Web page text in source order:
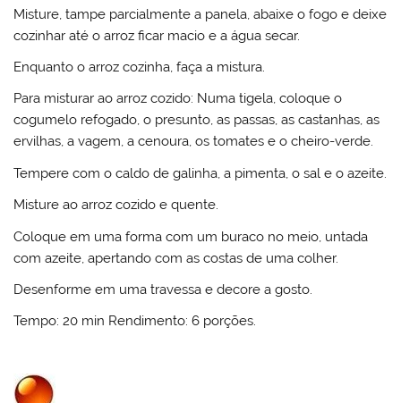
Misture, tampe parcialmente a panela, abaixe o fogo e deixe
cozinhar até o arroz ficar macio e a água secar.
Enquanto o arroz cozinha, faça a mistura.
Para misturar ao arroz cozido: Numa tigela, coloque o
cogumelo refogado, o presunto, as passas, as castanhas, as
ervilhas, a vagem, a cenoura, os tomates e o cheiro-verde.
Tempere com o caldo de galinha, a pimenta, o sal e o azeite.
Misture ao arroz cozido e quente.
Coloque em uma forma com um buraco no meio, untada
com azeite, apertando com as costas de uma colher.
Desenforme em uma travessa e decore a gosto.
Tempo: 20 min Rendimento: 6 porções.